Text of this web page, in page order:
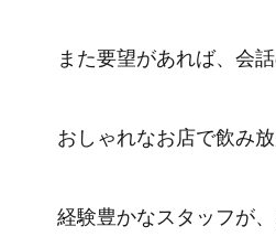
また要望があれば、会
おしゃれなお店で飲み
経験豊かなスタッフが